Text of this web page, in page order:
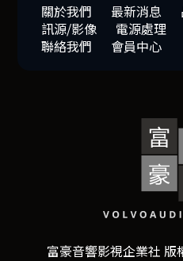
關於我們 最新消息
訊源/影像
電源處理
聯絡我們
會員中心
富豪音響影視企業社 版